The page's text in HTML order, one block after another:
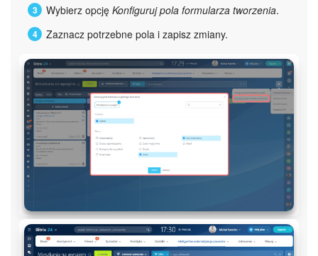
Wybierz opcję Konfiguruj pola formularza tworzenia.
Zaznacz potrzebne pola i zapisz zmiany.